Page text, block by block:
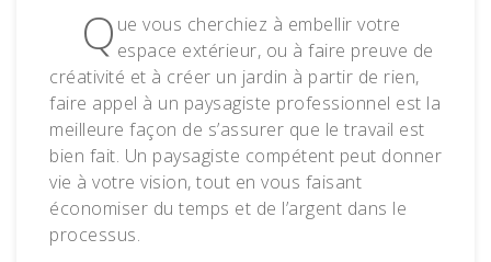
Q ue vous cherchiez à embellir votre
espace extérieur, ou à faire preuve de
créativité et à créer un jardin à partir de rien,
faire appel à un paysagiste professionnel est la
meilleure façon de s’assurer que le travail est
bien fait. Un paysagiste compétent peut donner
vie à votre vision, tout en vous faisant
économiser du temps et de l’argent dans le
processus.